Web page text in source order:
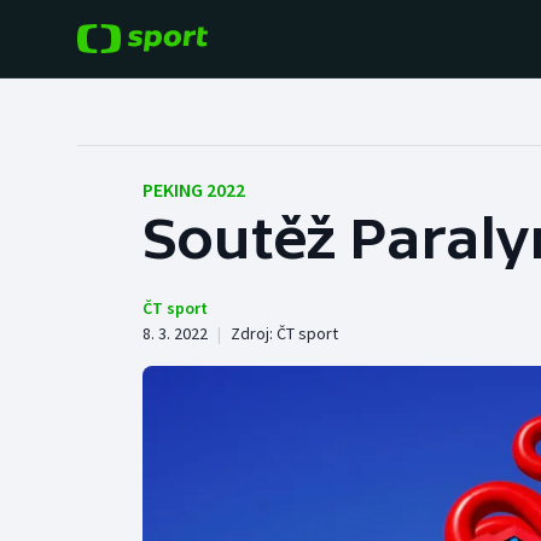
Hokej
Tenis
Baseball a softbal
Biatlon
Boby a skeleton
PEKING 2022
Soutěž
ČT sport
8. 3. 2022 | Zdroj: ČT sport